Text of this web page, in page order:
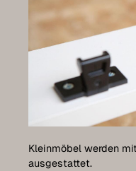
Kleinmöbel werden
ausgestattet.